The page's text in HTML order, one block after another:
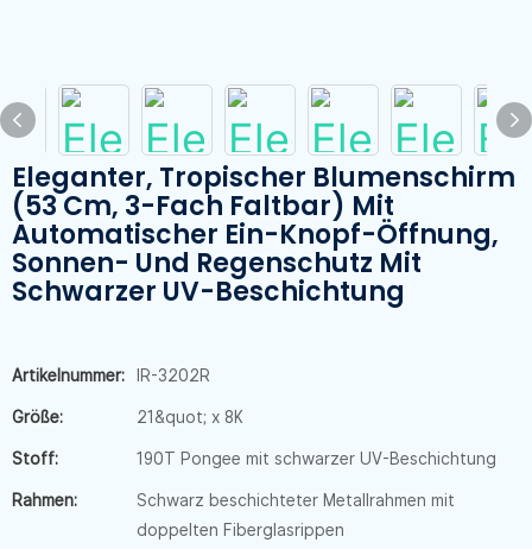
Eleganter, Tropischer Blumenschirm
(53 Cm, 3-Fach Faltbar) Mit
Automatischer Ein-Knopf-Öffnung,
Sonnen- Und Regenschutz Mit
Schwarzer UV-Beschichtung
Artikelnummer: IR-3202R
Größe: 21&quot; x 8K
Stoff: 190T Pongee mit schwarzer UV-Beschichtung
Rahmen:
Schwarz beschichteter Metallrahmen mit
doppelten Fiberglasrippen